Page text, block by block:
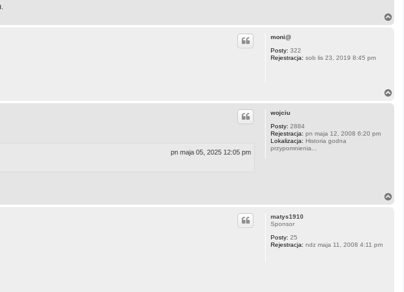
moni@
Posty: 322
Rejestracja: sob lis 23, 2019 8:45 pm
wojciu
Posty: 2884
Rejestracja: pn maja 12, 2008 6:20 pm
Lokalizacja: Historia godna
przypomnienia...
pn maja 05, 2025 12:05 pm
matys1910
Sponsor
Posty: 25
Rejestracja: ndz maja 11, 2008 4:11 pm